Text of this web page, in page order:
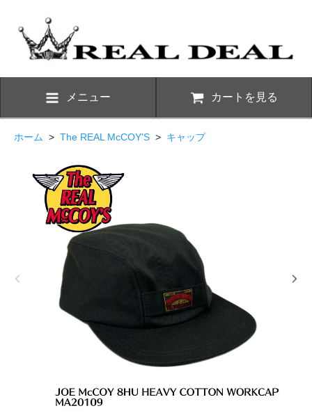
メニュー カートを見る
ホーム > The REAL McCOY'S > キャップ